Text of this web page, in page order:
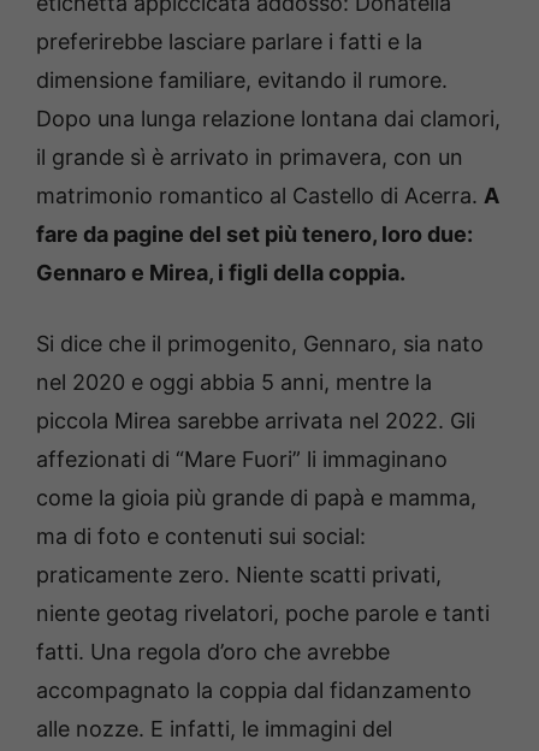
preferirebbe lasciare parlare i fatti e la
dimensione familiare, evitando il rumore.
Dopo una lunga relazione lontana dai clamori,
il grande sì è arrivato in primavera, con un
matrimonio romantico al Castello di Acerra. A
fare da pagine del set più tenero, loro due:
Gennaro e Mirea, i figli della coppia.
Si dice che il primogenito, Gennaro, sia nato
nel 2020 e oggi abbia 5 anni, mentre la
piccola Mirea sarebbe arrivata nel 2022. Gli
affezionati di “Mare Fuori” li immaginano
come la gioia più grande di papà e mamma,
ma di foto e contenuti sui social:
praticamente zero. Niente scatti privati,
niente geotag rivelatori, poche parole e tanti
fatti. Una regola d’oro che avrebbe
accompagnato la coppia dal fidanzamento
alle nozze. E infatti, le immagini del